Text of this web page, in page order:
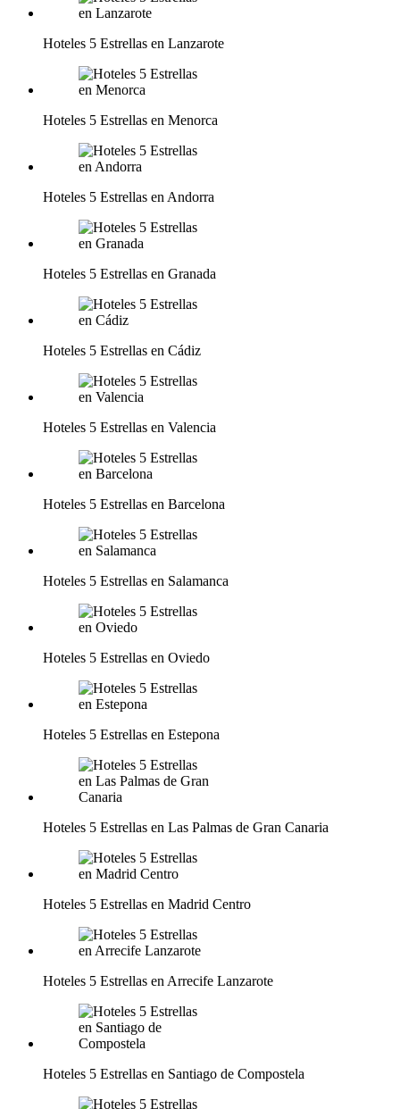
Hoteles 5 Estrellas en Lanzarote
Hoteles 5 Estrellas en Menorca
Hoteles 5 Estrellas en Andorra
Hoteles 5 Estrellas en Granada
Hoteles 5 Estrellas en Cádiz
Hoteles 5 Estrellas en Valencia
Hoteles 5 Estrellas en Barcelona
Hoteles 5 Estrellas en Salamanca
Hoteles 5 Estrellas en Oviedo
Hoteles 5 Estrellas en Estepona
Hoteles 5 Estrellas en Las Palmas de Gran Canaria
Hoteles 5 Estrellas en Madrid Centro
Hoteles 5 Estrellas en Arrecife Lanzarote
Hoteles 5 Estrellas en Santiago de Compostela